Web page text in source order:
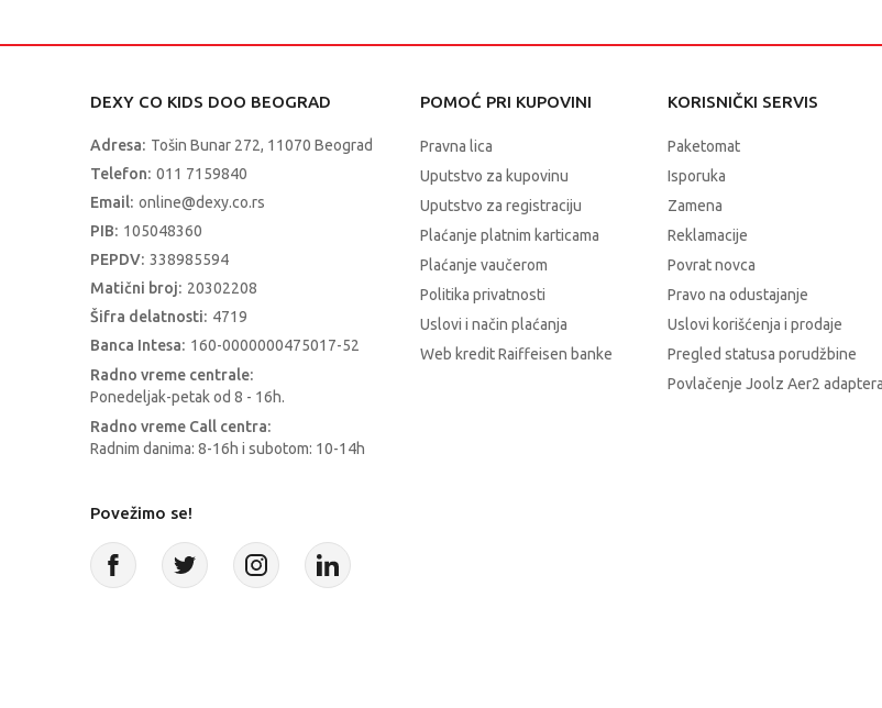
DEXY CO KIDS DOO BEOGRAD
Adresa: Tošin Bunar 272, 11070 Beograd
Telefon: 011 7159840
Email: online@dexy.co.rs
PIB: 105048360
PEPDV: 338985594
Matični broj: 20302208
Šifra delatnosti: 4719
Banca Intesa: 160-0000000475017-52
Radno vreme centrale:
Ponedeljak-petak od 8 - 16h.
Radno vreme Call centra:
Radnim danima: 8-16h i subotom: 10-14h
POMOĆ PRI KUPOVINI
Pravna lica
Uputstvo za kupovinu
Uputstvo za registraciju
Plaćanje platnim karticama
Plaćanje vaučerom
Politika privatnosti
Uslovi i način plaćanja
Web kredit Raiffeisen banke
KORISNIČKI SERVIS
Paketomat
Isporuka
Zamena
Reklamacije
Povrat novca
Pravo na odustajanje
Uslovi korišćenja i prodaje
Pregled statusa porudžbine
Povlačenje Joolz Aer2 adaptera
Povežimo se!